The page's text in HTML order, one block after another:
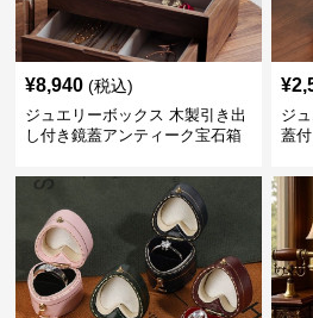
¥8,940 (税込)
ジュエリーボックス 木製引き出
し付き鏡蓋アンティーク宝石箱
¥
ジ
蓋